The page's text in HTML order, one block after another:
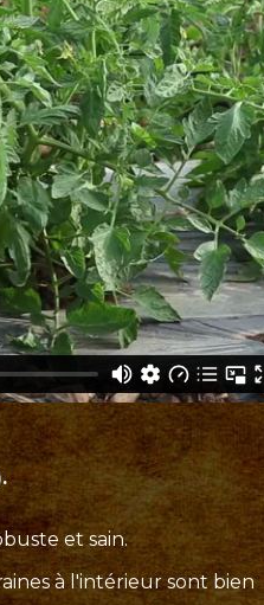
et sain.
à l'intérieur sont bien